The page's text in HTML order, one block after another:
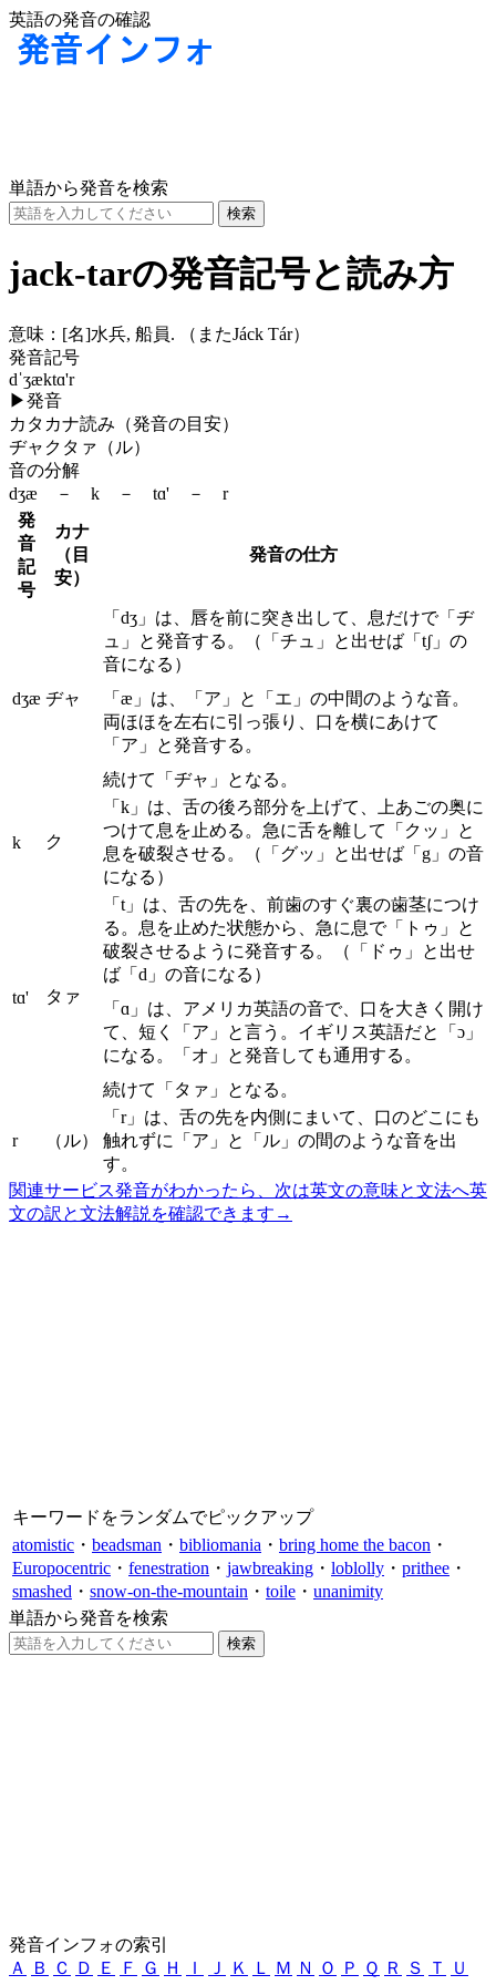
英語の発音の確認
単語から発音を検索
jack-tarの発音記号と読み方
意味： [名]水兵, 船員. （またJáck Tár）
発音記号
dˈʒæktɑ'r
▶発音
カタカナ読み（発音の目安）
ヂャクタァ（ル）
音の分解
dʒæ － k － tɑ' － r
発
音
記
号
カナ
（目
安）
発音の仕方
dʒæ ヂャ
「dʒ」は、唇を前に突き出して、息だけで「ヂ
ュ」と発音する。（「チュ」と出せば「tʃ」の
音になる）
「æ」は、「ア」と「エ」の中間のような音。
両ほほを左右に引っ張り、口を横にあけて
「ア」と発音する。
続けて「ヂャ」となる。
k ク
「k」は、舌の後ろ部分を上げて、上あごの奥に
つけて息を止める。急に舌を離して「クッ」と
息を破裂させる。（「グッ」と出せば「g」の音
になる）
tɑ' タァ
「t」は、舌の先を、前歯のすぐ裏の歯茎につけ
る。息を止めた状態から、急に息で「トゥ」と
破裂させるように発音する。（「ドゥ」と出せ
ば「d」の音になる）
「ɑ」は、アメリカ英語の音で、口を大きく開け
て、短く「ア」と言う。イギリス英語だと「ɔ」
になる。「オ」と発音しても通用する。
続けて「タァ」となる。
r （ル）
「r」は、舌の先を内側にまいて、口のどこにも
触れずに「ア」と「ル」の間のような音を出
す。
関連サービス発音がわかったら、次は英文の意味と文法へ英
文の訳と文法解説を確認できます →
キーワードをランダムでピックアップ
atomistic ・ beadsman ・ bibliomania ・ bring home the bacon ・
Europocentric ・ fenestration ・ jawbreaking ・ loblolly ・ prithee ・
smashed ・ snow-on-the-mountain ・ toile ・ unanimity
単語から発音を検索
発音インフォの索引
Ａ
Ｂ Ｃ Ｄ Ｅ Ｆ Ｇ Ｈ Ｉ Ｊ Ｋ Ｌ Ｍ Ｎ Ｏ Ｐ Ｑ Ｒ Ｓ Ｔ
Ｕ